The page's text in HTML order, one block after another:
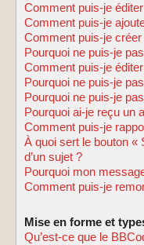
Comment puis-je
Comment puis-je
Comment puis-je
Pourquoi ne puis-je
Comment puis-je
Pourquoi ne puis-je
Pourquoi ne puis-je
Pourquoi ai-je reçu un
Comment puis-je
À quoi sert le bouton «
d’un sujet ?
Pourquoi mon
Comment puis-je
Mise en forme et
Qu’est-ce que le